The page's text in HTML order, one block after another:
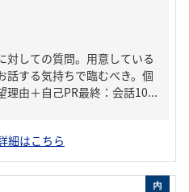
対しての質問。用意している
話する気持ちで臨むべき。個
理由＋自己PR最終：会話10...
細はこちら